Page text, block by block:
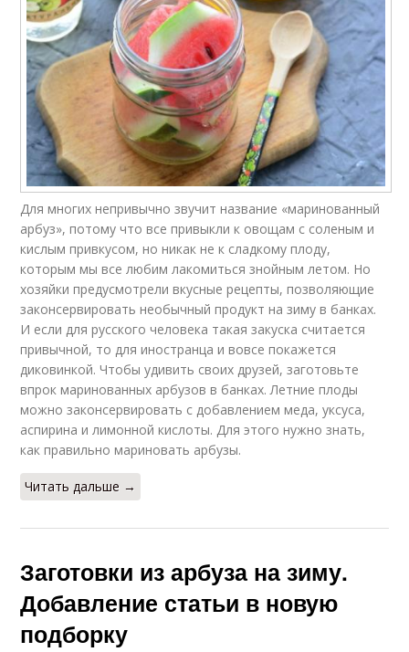
Для многих непривычно звучит название «маринованный
арбуз», потому что все привыкли к овощам с соленым и
кислым привкусом, но никак не к сладкому плоду,
которым мы все любим лакомиться знойным летом. Но
хозяйки предусмотрели вкусные рецепты, позволяющие
законсервировать необычный продукт на зиму в банках.
И если для русского человека такая закуска считается
привычной, то для иностранца и вовсе покажется
диковинкой. Чтобы удивить своих друзей, заготовьте
впрок маринованных арбузов в банках. Летние плоды
можно законсервировать с добавлением меда, уксуса,
аспирина и лимонной кислоты. Для этого нужно знать,
как правильно мариновать арбузы.
Читать дальше →
Заготовки из арбуза на зиму.
Добавление статьи в новую
подборку